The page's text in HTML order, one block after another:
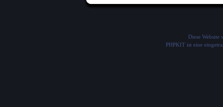
Diese Website
PHPKIT ist eine